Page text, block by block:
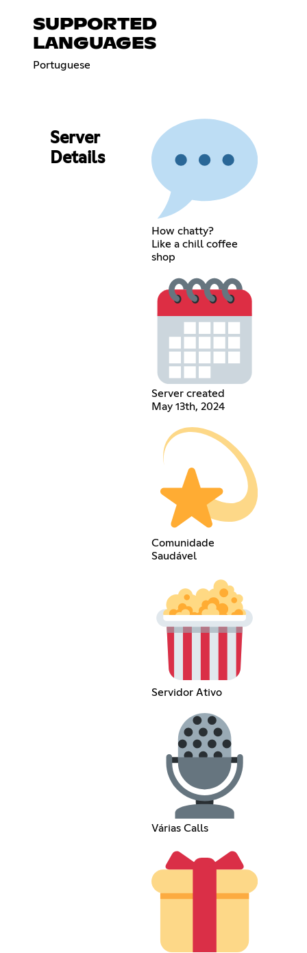
SUPPORTED
LANGUAGES
Portuguese
Server
Details
How chatty?
Like a chill coffee
shop
Server created
May 13th, 2024
Comunidade
Saudável
Servidor Ativo
Várias Calls